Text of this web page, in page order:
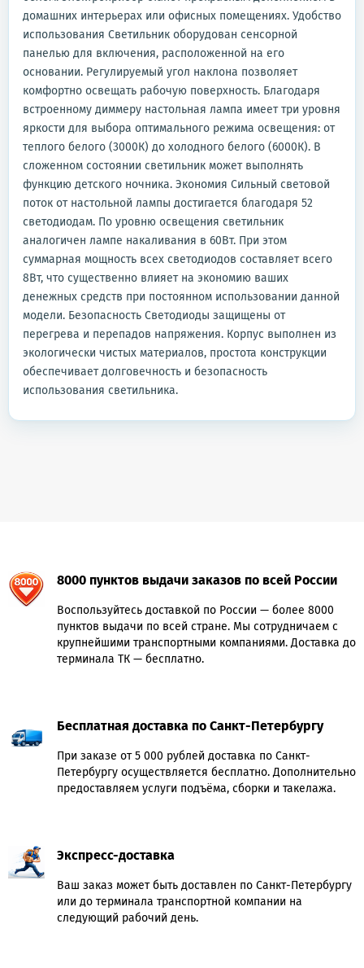
домашних интерьерах или офисных помещениях. Удобство
использования Светильник оборудован сенсорной
панелью для включения, расположенной на его
основании. Регулируемый угол наклона позволяет
комфортно освещать рабочую поверхность. Благодаря
встроенному диммеру настольная лампа имеет три уровня
яркости для выбора оптимального режима освещения: от
теплого белого (3000К) до холодного белого (6000К). В
сложенном состоянии светильник может выполнять
функцию детского ночника. Экономия Сильный световой
поток от настольной лампы достигается благодаря 52
светодиодам. По уровню освещения светильник
аналогичен лампе накаливания в 60Вт. При этом
суммарная мощность всех светодиодов составляет всего
8Вт, что существенно влияет на экономию ваших
денежных средств при постоянном использовании данной
модели. Безопасность Светодиоды защищены от
перегрева и перепадов напряжения. Корпус выполнен из
экологически чистых материалов, простота конструкции
обеспечивает долговечность и безопасность
использования светильника.
8000 пунктов выдачи заказов по всей России
Воспользуйтесь доставкой по России — более 8000
пунктов выдачи по всей стране. Мы сотрудничаем с
крупнейшими транспортными компаниями. Доставка до
терминала ТК — бесплатно.
Бесплатная доставка по Санкт-Петербургу
При заказе от 5 000 рублей доставка по Санкт-
Петербургу осуществляется бесплатно. Дополнительно
предоставляем услуги подъёма, сборки и такелажа.
Экспресс-доставка
Ваш заказ может быть доставлен по Санкт-Петербургу
или до терминала транспортной компании на
следующий рабочий день.